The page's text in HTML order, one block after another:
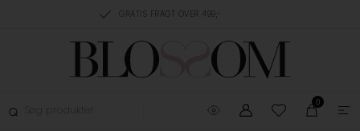
GRATIS FRAGT OVER 499,-
0